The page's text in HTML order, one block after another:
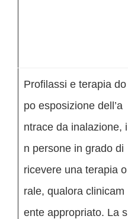
Profilassi e terapia do
po esposizione dell’a
ntrace da inalazione, i
n persone in grado di
ricevere una terapia o
rale, qualora clinicam
ente appropriato. La s